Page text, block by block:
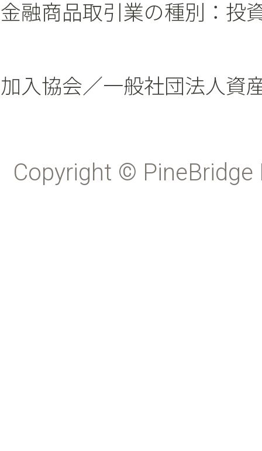
金融商品取引業の種別：投
加入協会／一般社団法人資
Copyright ©